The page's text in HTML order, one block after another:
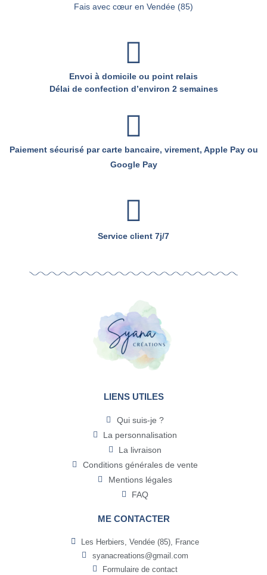
Fais avec cœur en Vendée (85)
Envoi à domicile ou point relais
Délai de confection d’environ 2 semaines
Paiement sécurisé par carte bancaire, virement, Apple Pay ou
Google Pay
Service client 7j/7
LIENS UTILES
Qui suis-je ?
La personnalisation
La livraison
Conditions générales de vente
Mentions légales
FAQ
ME CONTACTER
Les Herbiers, Vendée (85), France
syanacreations@gmail.com
Formulaire de contact